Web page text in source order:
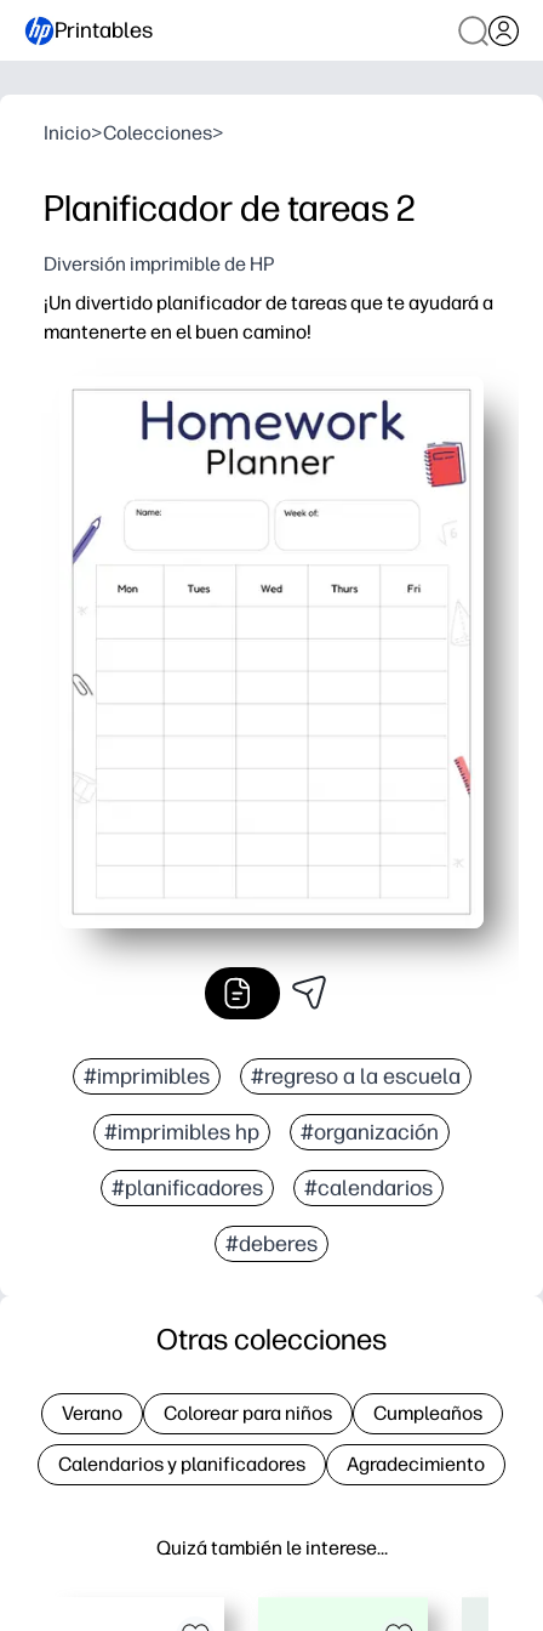
Printables
Inicio>Colecciones>
Planificador de tareas 2
Diversión imprimible de HP
¡Un divertido planificador de tareas que te ayudará a
mantenerte en el buen camino!
#imprimibles #regreso a la escuela
#imprimibles hp #organización
#planificadores #calendarios
#deberes
Quizá también le interese…
Otras colecciones
Verano Colorear para niños Cumpleaños
Calendarios y planificadores Agradecimiento